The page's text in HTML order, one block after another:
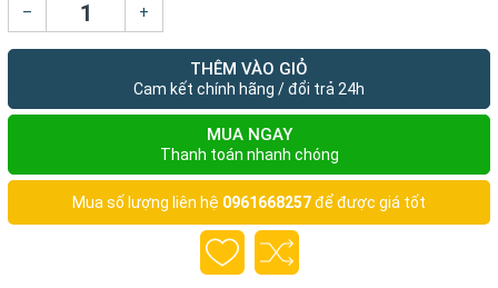
– +
THÊM VÀO GIỎ
Cam kết chính hãng / đổi trả 24h
MUA NGAY
Thanh toán nhanh chóng
Mua số lượng liên hệ 0961668257để được giá tốt